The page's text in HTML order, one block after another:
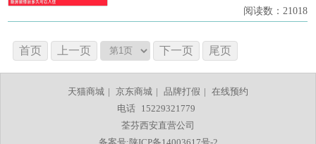
阅读数：21018
首页 上一页 下一页 尾页
天猫商城 | 京东商城 | 品牌打假 | 在线预约
电话 15229321779
荃芬西安直营公司